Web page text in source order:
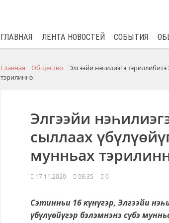
ГЛАВНАЯ ЛЕНТА НОВОСТЕЙ СОБЫТИЯ
Главная Общество
Элгээйи нэһилиэгэ
тэрилиннэ
Элгээйи
сыллаах
мунньах
17.11.2020 08:35 0
Сэтинньи 16 күнүгэр, Элгээйи
үбүлүөйүгэр бэлэмнэнэ сүбэ